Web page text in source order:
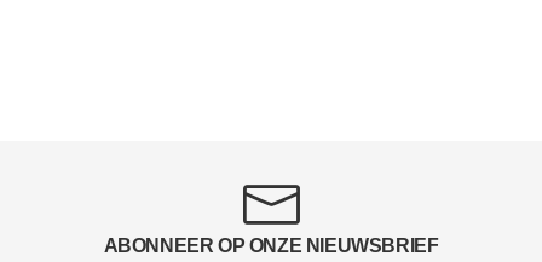
ABONNEER OP ONZE NIEUWSBRIEF